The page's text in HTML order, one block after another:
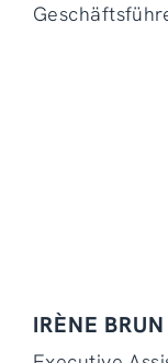
IRÈNE BRUN